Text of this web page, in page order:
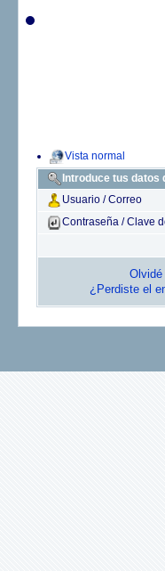
Vista normal
Introduce tus datos
Usuario / Correo
Contraseña / Clave
¿Perdiste el